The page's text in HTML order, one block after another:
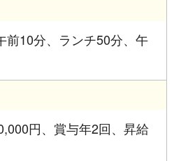
前10分、ランチ50分、午
円、賞与年2回、昇給